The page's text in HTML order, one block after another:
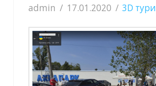
admin 17.01.2020 3D тури